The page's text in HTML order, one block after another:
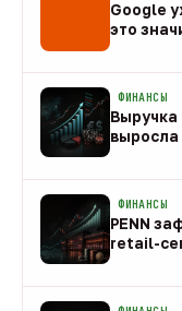
Google
это
ФИНАНСЫ
Выручка
выросла
ФИНАНСЫ
PENN
retail-